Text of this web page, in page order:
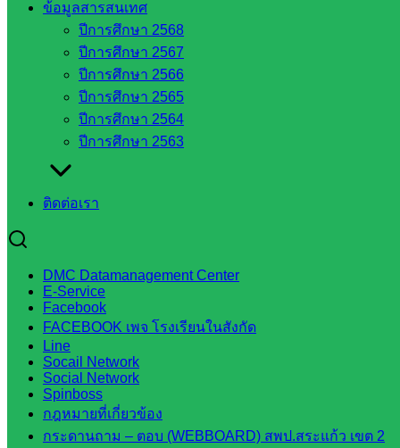
ข้อมูลสารสนเทศ
ปีการศึกษา 2568
ปีการศึกษา 2567
ปีการศึกษา 2566
ปีการศึกษา 2565
ปีการศึกษา 2564
ปีการศึกษา 2563
ติดต่อเรา
DMC Datamanagement Center
E-Service
Facebook
FACEBOOK เพจ โรงเรียนในสังกัด
Line
Socail Network
Social Network
Spinboss
กฎหมายที่เกี่ยวข้อง
กระดานถาม – ตอบ (WEBBOARD) สพป.สระแก้ว เขต 2
องค์การ
บริหาร
จังหวัด
สระแก้ว
ศึกษาธิการ
จังหวัด
สระแก้ว
สำนักงาน
สพป.
สระแก้ว
เขต 1
สพป.สระแก้ว
เขต 2
โรงเรียน
ในสังกัด
สพป.สระแก้ว